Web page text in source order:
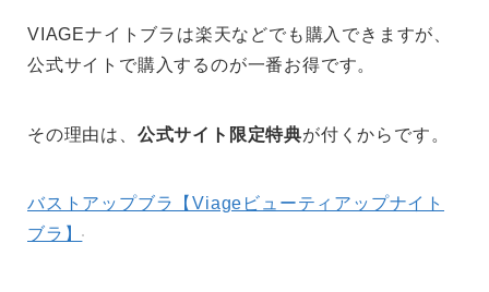
VIAGEナイトブラは楽天などでも購入できますが、
公式サイトで購入するのが一番お得です。
その理由は、 公式サイト限定特典が付くからです。
バストアップブラ【Viageビューティアップナイト
ブラ】